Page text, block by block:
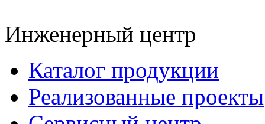
Инженерный центр
Каталог продукции
Реализованные проекты